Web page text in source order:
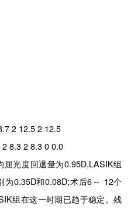
2 12.5 2 12.5
8.3 2 8.3 0 0.0
光度回退量为0.95D,LASIK组
为0.35D和0.08D;术后6～ 12个
组在这一时期已趋于稳定。残